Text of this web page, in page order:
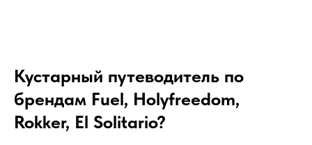
Кустарный путеводитель по
брендам Fuel, Holyfreedom,
Rokker, El Solitario?